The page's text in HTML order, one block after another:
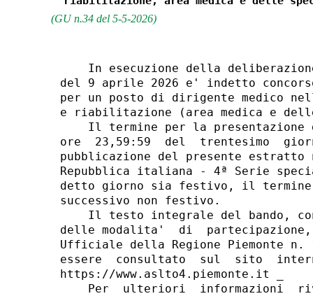
(GU n.34 del 5-5-2026)
In esecuzione della
del 9 aprile 2026 e' indetto
per un posto di dirigente medico
e riabilitazione (area medica e
Il termine per la presentazione
ore  23,59:59  del  trentesimo
pubblicazione del presente
Repubblica italiana - 4ª Serie
detto giorno sia festivo, il
successivo non festivo.
Il testo integrale del bando,
delle modalita'  di
Ufficiale della Regione Piemonte
essere  consultato  sul  sito
https://www.aslto4.piemonte.it _
Per  ulteriori  informazioni